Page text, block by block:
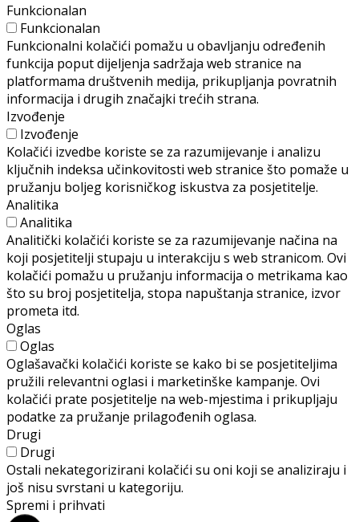
Funkcionalan
Funkcionalan
Funkcionalni kolačići pomažu u obavljanju određenih
funkcija poput dijeljenja sadržaja web stranice na
platformama društvenih medija, prikupljanja povratnih
informacija i drugih značajki trećih strana.
Izvođenje
Izvođenje
Kolačići izvedbe koriste se za razumijevanje i analizu
ključnih indeksa učinkovitosti web stranice što pomaže u
pružanju boljeg korisničkog iskustva za posjetitelje.
Analitika
Analitika
Analitički kolačići koriste se za razumijevanje načina na
koji posjetitelji stupaju u interakciju s web stranicom. Ovi
kolačići pomažu u pružanju informacija o metrikama kao
što su broj posjetitelja, stopa napuštanja stranice, izvor
prometa itd.
Oglas
Oglas
Oglašavački kolačići koriste se kako bi se posjetiteljima
pružili relevantni oglasi i marketinške kampanje. Ovi
kolačići prate posjetitelje na web-mjestima i prikupljaju
podatke za pružanje prilagođenih oglasa.
Drugi
Drugi
Ostali nekategorizirani kolačići su oni koji se analiziraju i
još nisu svrstani u kategoriju.
Spremi i prihvati